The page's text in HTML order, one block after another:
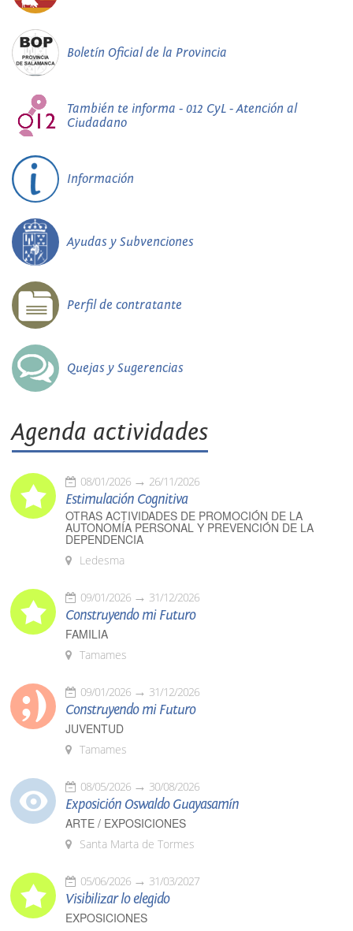
Boletín Oficial de la Provincia
También te informa - 012 CyL - Atención al
Ciudadano
Información
Ayudas y Subvenciones
Perfil de contratante
Quejas y Sugerencias
Agenda actividades
08/01/2026 26/11/2026
Estimulación Cognitiva
OTRAS ACTIVIDADES DE PROMOCIÓN DE LA
AUTONOMÍA PERSONAL Y PREVENCIÓN DE LA
DEPENDENCIA
Ledesma
09/01/2026 31/12/2026
Construyendo mi Futuro
FAMILIA
Tamames
09/01/2026 31/12/2026
Construyendo mi Futuro
JUVENTUD
Tamames
08/05/2026 30/08/2026
Exposición Oswaldo Guayasamín
ARTE / EXPOSICIONES
Santa Marta de Tormes
05/06/2026 31/03/2027
Visibilizar lo elegido
EXPOSICIONES